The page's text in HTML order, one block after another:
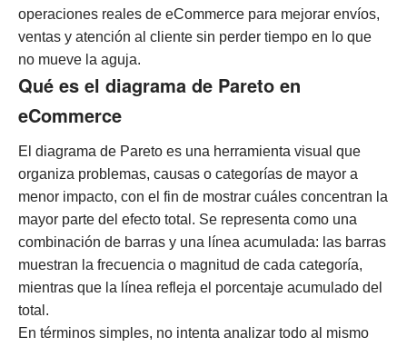
operaciones reales de eCommerce para mejorar envíos,
ventas y atención al cliente sin perder tiempo en lo que
no mueve la aguja.
Qué es el diagrama de Pareto en
eCommerce
El diagrama de Pareto es una herramienta visual que
organiza problemas, causas o categorías de mayor a
menor impacto, con el fin de mostrar cuáles concentran la
mayor parte del efecto total. Se representa como una
combinación de barras y una línea acumulada: las barras
muestran la frecuencia o magnitud de cada categoría,
mientras que la línea refleja el porcentaje acumulado del
total.
En términos simples, no intenta analizar todo al mismo